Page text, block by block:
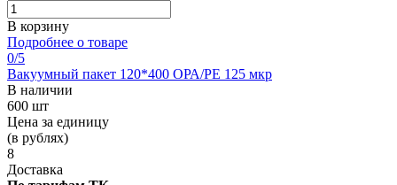
В корзину
Подробнее о товаре
0/5
Вакуумный пакет 120*400 OРА/РЕ 125 мкр
В наличии
600 шт
Цена за единицу
(в рублях)
8
Доставка